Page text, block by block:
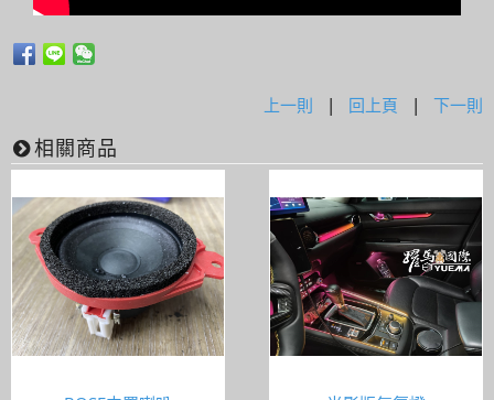
上一則 | 回上頁 | 下一則
相關商品